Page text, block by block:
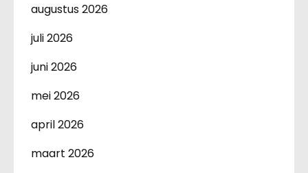
augustus 2026
juli 2026
juni 2026
mei 2026
april 2026
maart 2026